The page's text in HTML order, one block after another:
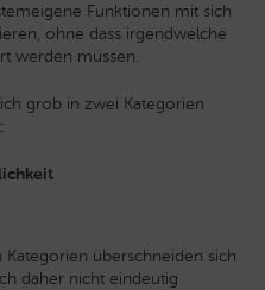
Funktionen mit sich
ohne dass irgendwelche
werden müssen.
grob in zwei Kategorien
überschneiden sich
daher nicht eindeutig